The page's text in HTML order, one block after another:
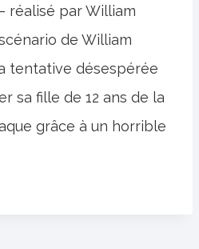
réalisé par William
de William
tentative désespérée
sa fille de 12 ans de la
grâce à un horrible